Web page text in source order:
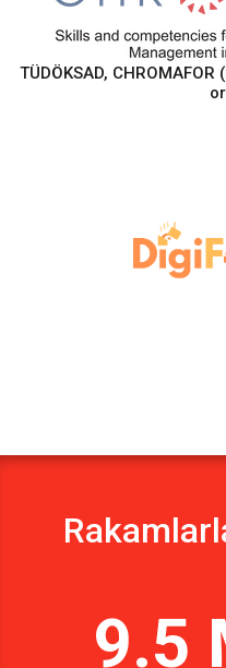
TÜDÖKSAD,
9.5